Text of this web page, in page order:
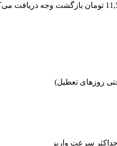
بازگشت وجه دریافت
سرعت واریز